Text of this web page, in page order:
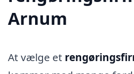
Arnum
At vælge et